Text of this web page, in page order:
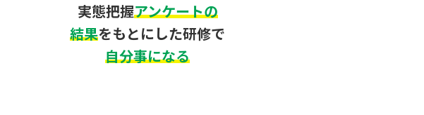
実態把握アンケートの
結果をもとにした研修で
自分事になる